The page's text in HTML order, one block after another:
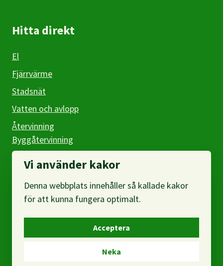
Hitta direkt
El
Fjärrvärme
Stadsnät
Vatten och avlopp
Återvinning
Byggåtervinning
Företag
Om webbplatsen
Om personuppgifter
Vi använder kakor
Denna webbplats innehåller så kallade kakor
för att kunna fungera optimalt.
Acceptera
Neka